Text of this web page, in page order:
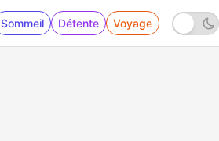
Sommeil Détente Voyage